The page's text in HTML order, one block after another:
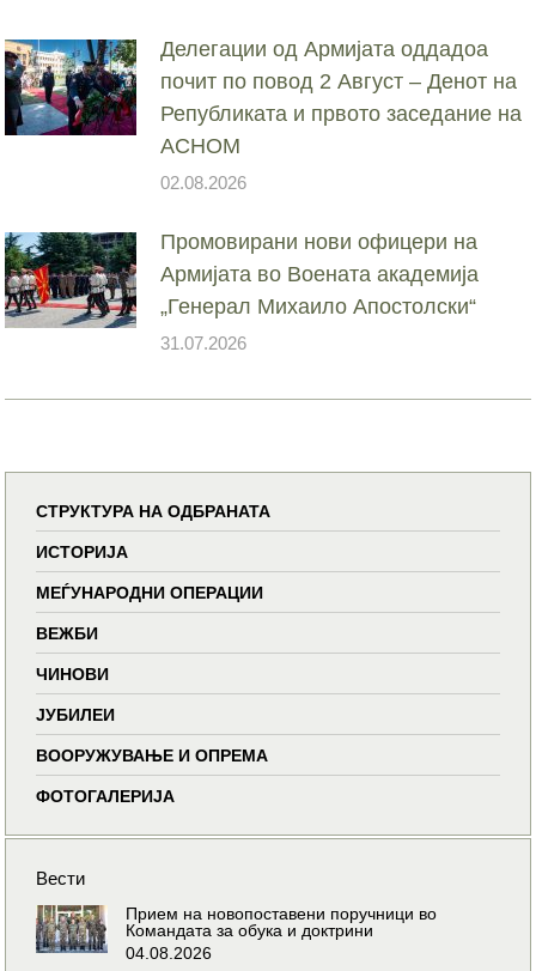
Делегации од Армијата оддадоа
почит по повод 2 Август – Денот на
Републиката и првото заседание на
АСНОМ
02.08.2026
Промовирани нови офицери на
Армијата во Воената академија
„Генерал Михаило Апостолски“
31.07.2026
СТРУКТУРА НА ОДБРАНАТА
ИСТОРИЈА
МЕЃУНАРОДНИ ОПЕРАЦИИ
ВЕЖБИ
ЧИНОВИ
ЈУБИЛЕИ
ВООРУЖУВАЊЕ И ОПРЕМА
ФОТОГАЛЕРИЈА
Вести
Прием на новопоставени поручници во
Командата за обука и доктрини
04.08.2026